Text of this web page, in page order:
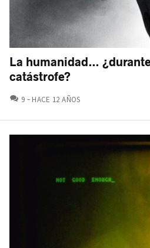
La humanidad…
catástrofe?
9 COMENTARIOS
HACE 12 AÑOS